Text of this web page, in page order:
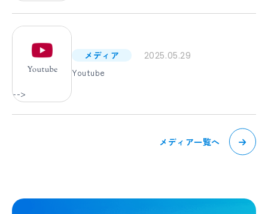
-->
メディア
2025.05.29
Youtube
メディア一覧へ